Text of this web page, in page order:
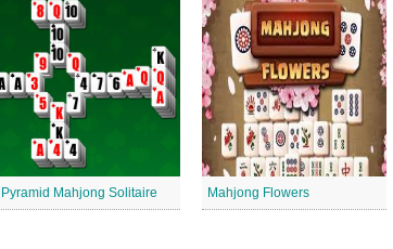
Pyramid Mahjong Solitaire Mahjong Flowers